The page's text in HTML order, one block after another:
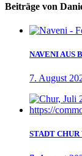
Beiträge von
NAVENI AUS
7. August
STADT